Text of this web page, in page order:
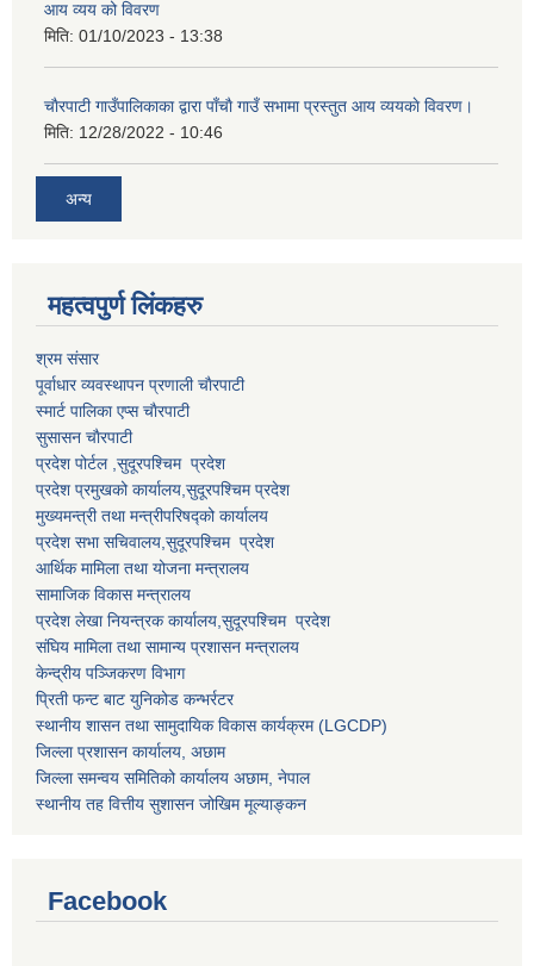
आय व्यय को विवरण
मिति: 01/10/2023 - 13:38
चाैरपाटी गाउँपालिकाका द्वारा पाँचाै गाउँ सभामा प्रस्तुत आय व्ययकाे विवरण।
मिति: 12/28/2022 - 10:46
अन्य
महत्वपुर्ण लि‌ंकहरु
श्रम संसार
पूर्वाधार व्यवस्थापन प्रणाली चाैरपाटी
स्मार्ट पालिका एप्स चाैरपाटी
सुसासन चाैरपाटी
प्रदेश पोर्टल ,सुदूरपश्चिम प्रदेश
प्रदेश प्रमुखको कार्यालय,सुदूरपश्चिमप्रदेश
मुख्यमन्त्री तथा मन्त्रीपरिषद्को कार्यालय
प्रदेश सभा सचिवालय,सुदूरपश्चिम प्रदेश
आर्थिक मामिला तथा योजना मन्त्रालय
सामाजिक विकास मन्त्रालय
प्रदेश लेखा नियन्त्रक कार्यालय,सुदूरपश्चिम प्रदेश
संघिय मामिला तथा सामान्य प्रशासन मन्त्रालय
केन्द्रीय पञ्जिकरण विभाग
प्रिती फन्ट बाट युनिकोड कन्भर्रटर
स्थानीय शासन तथा सामुदायिक विकास कार्यक्रम (LGCDP)
जिल्ला प्रशासन कार्यालय, अछाम
जिल्ला समन्वय समितिको कार्यालय अछाम, नेपाल
स्थानीय तह वित्तीय सुशासन जोखिम मूल्याङ्कन
Facebook